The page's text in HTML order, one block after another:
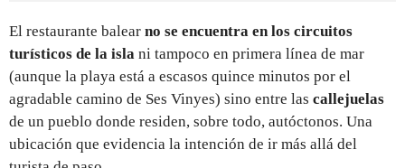
El restaurante balear no se encuentra en los circuitos
turísticos de la isla ni tampoco en primera línea de mar
(aunque la playa está a escasos quince minutos por el
agradable camino de Ses Vinyes) sino entre las callejuelas
de un pueblo donde residen, sobre todo, autóctonos. Una
ubicación que evidencia la intención de ir más allá del